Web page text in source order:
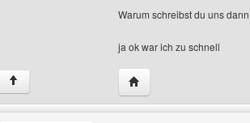
Warum schreibst du uns
ja ok war ich zu schnell
↑ Website dieses